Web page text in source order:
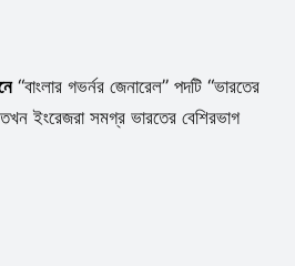
“বাংলার গভর্নর জেনারেল” পদটি “ভারতের
ইংরেজরা সমগ্র ভারতের বেশিরভাগ